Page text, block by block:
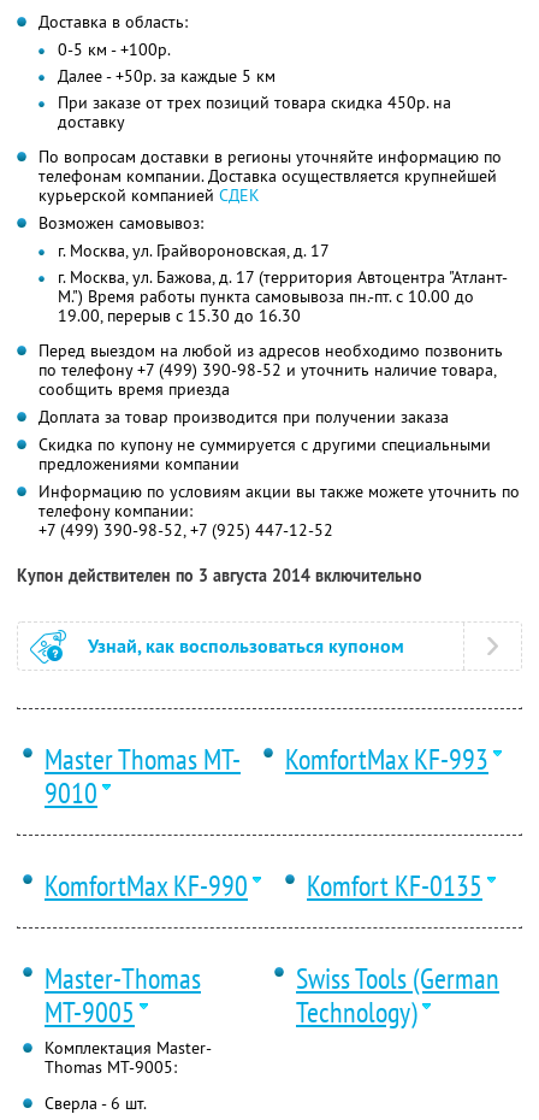
Доставка в область:
0-5 км - +100р.
Далее - +50р. за каждые 5 км
При заказе от трех позиций товара скидка 450р. на
доставку
По вопросам доставки в регионы уточняйте информацию по
телефонам компании. Доставка осуществляется крупнейшей
курьерской компанией СДЕК
Возможен самовывоз:
г. Москва, ул. Грайвороновская, д. 17
г. Москва, ул. Бажова, д. 17 (территория Автоцентра "Атлант-
М.") Время работы пункта самовывоза пн.-пт. с 10.00 до
19.00, перерыв с 15.30 до 16.30
Перед выездом на любой из адресов необходимо позвонить
по телефону +7 (499) 390-98-52 и уточнить наличие товара,
сообщить время приезда
Доплата за товар производится при получении заказа
Скидка по купону не суммируется с другими специальными
предложениями компании
Информацию по условиям акции вы также можете уточнить по
телефону компании:
+7 (499) 390-98-52, +7 (925) 447-12-52
Купон действителен по 3 августа 2014 включительно
Узнай, как воспользоваться купоном
Master Thomas MT-
9010
KomfortMax KF-993
KomfortMax KF-990 Komfort KF-0135
Master-Thomas
МТ-9005
Комплектация Master-
Thomas МТ-9005:
Сверла - 6 шт.
Swiss Tools (German
Technology)